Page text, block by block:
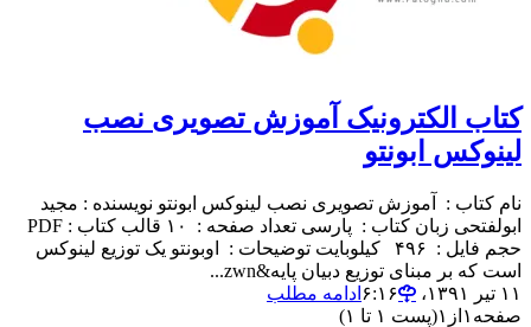
کتاب الکترونیک آموزش تصویری نصب
لینوکس ابونتو
نام کتاب : آموزش تصویری نصب لینوکس ابونتو نویسنده : مجید
ابولفتحی زبان کتاب : پارسی تعداد صفحه : ۱۰ قالب کتاب : PDF
حجم فایل : ۴۹۶ کیلوبایت توضیحات : اوبونتو یک توزیع لینوکس
است که بر مبنای توزیع دبیان پایه&zwn...
۱۱ تیر ۱۳۹۱،‏ ۶:۱۶
ادامه مطلب
صفحه ۱ از ۱(پست ۱ تا ۱)